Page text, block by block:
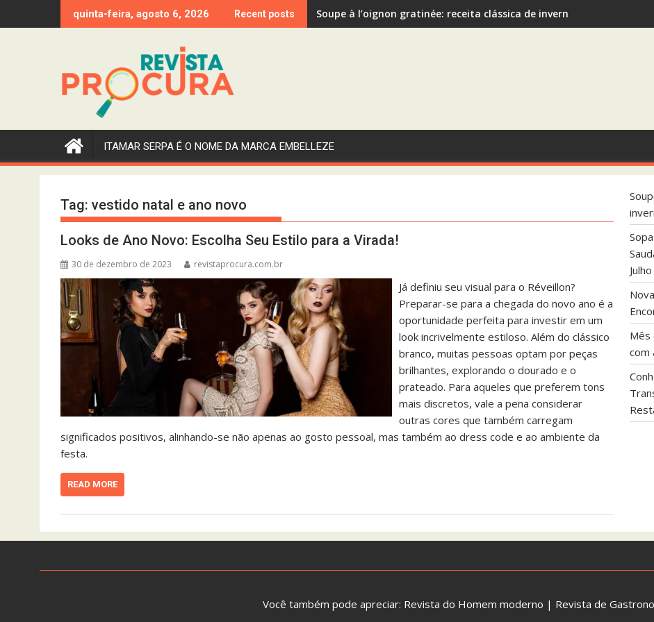
to
quinta-feira, agosto 6, 2026 Recent posts Soupe à l’oignon gratinée: receita clássica de inverno recomendada
Sopa de Abóbora com Gengibre: A Escolha Saudável e Funcional que
ITAMAR SERPA É O NOME DA MARCA EMBELLEZE
Tag: vestido natal e ano novo
Looks de Ano Novo: Escolha Seu Estilo para a Virada!
30 de dezembro de 2023 revistaprocura.com.br
Já definiu seu visual para o Réveillon?
Preparar-se para a chegada do novo ano é a
oportunidade perfeita para investir em um
look incrivelmente estiloso. Além do clássico
branco, muitas pessoas optam por peças
brilhantes, explorando o dourado e o
prateado. Para aqueles que preferem tons
mais discretos, vale a pena considerar
outras cores que também carregam
significados positivos, alinhando-se não apenas ao gosto pessoal, mas também ao dress code e ao ambiente da
festa.
READ MORE
Julho
Mês
com
Você também pode apreciar: Revista do Homem moderno | Revista de